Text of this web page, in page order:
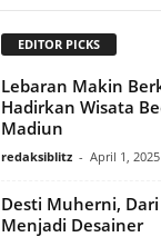
EDITOR PICKS
Lebaran Makin
Hadirkan Wisata
Madiun
redaksiblitz - April 1, 2025
Desti Muherni,
Menjadi Desainer